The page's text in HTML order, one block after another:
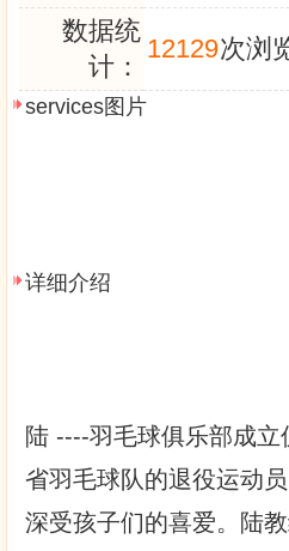
数据统
计：
12129次浏
services图片
详细介绍
陆 ----羽毛球俱乐部成
省羽毛球队的退役运动
深受孩子们的喜爱。陆